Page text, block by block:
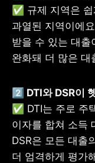
✅ 규제 지역은
과열된 지역이에
받을 수 있는 대출
완화돼 더 많은 대
✅ DTI는 주로 주
이자를 합쳐 소득
DSR은 모든 대출
더 엄격하게 평가